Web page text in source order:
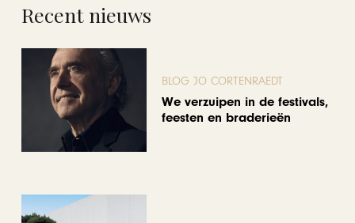
Recent nieuws
BLOG JO CORTENRAEDT
We verzuipen in de festivals,
feesten en braderieën